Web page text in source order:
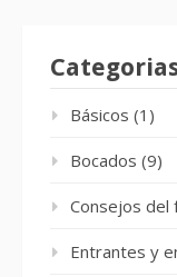
Básicos (1)
Bocados (9)
Consejos del
Entrantes y